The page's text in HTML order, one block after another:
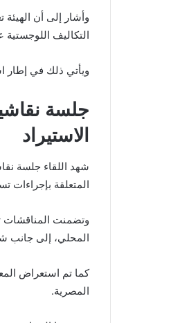
وأشار إلى أن
التكاليف اللوجستية
ويأتي ذلك في إطار
جلسة
الاستيراد
شهد اللقاء جلسة
المتعلقة بإجراءات
وتضمنت المناقشات
المحلي، إلى جانب
كما تم استعراض
المصرية.